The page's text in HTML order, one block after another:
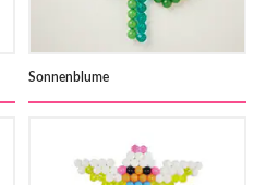
Sonnenblume